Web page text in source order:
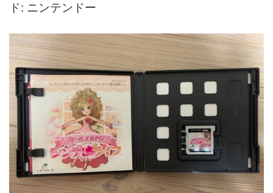
ド: ニンテンドー